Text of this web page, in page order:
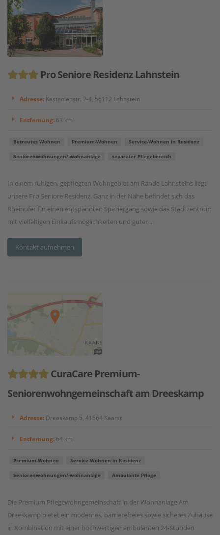
Pro Seniore Residenz Lahnstein
Adresse: Kastanienstr. 2-4, 56112 Lahnstein
Entfernung: 63 km
Betreutes Wohnen Premium-Wohnen Service-Wohnen in Residenz
Seniorenwohnungen/-wohnanlage separater Pflegebereich
In einem ruhigen, gepflegten Wohngebiet am Rande Lahnsteins liegt
unsere Pro Seniore Residenz. Ganz in der Nähe befindet sich das
Rheinufer für einen entspannten Spaziergang sowie das Stadtzentrum
mit vielfältigen Einkaufsmöglichkeiten und guter ...
Kontakt aufnehmen
CuraCare Premium-
Seniorenwohngemeinschaft am Dreeskamp
Adresse: Dreeskamp 5, 41564 Kaarst
Entfernung: 64 km
Premium-Wohnen Service-Wohnen in Residenz
Seniorenwohnungen/-wohnanlage Ambulante Pflege
Die Premium Pflegewohngemeinschaft in der Wohnanlage Am
Dreeskamp bietet ein modernes, barrierefreies sowie sicheres Zuhause
in Kombination mit einer hochwertigen ambulanten 24-Stunden